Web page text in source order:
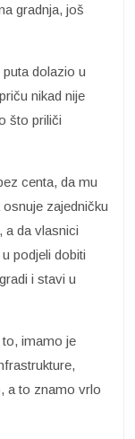
gradnja, još
dolazio u
nikad nije
što priliči
centa, da mu
zajedničku
a da vlasnici
podjeli dobiti
i stavi u
to, imamo je
a to znamo vrlo